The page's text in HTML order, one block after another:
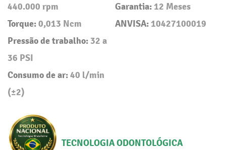
440.000 rpm
Torque:0,013 Ncm
Pressão de trabalho: 32 a
36 PSI
Consumo de ar:40 l/min
(±2)
Garantia:12 Meses
ANVISA:10427100019
TECNOLOGIA ODONTOLÓGICA